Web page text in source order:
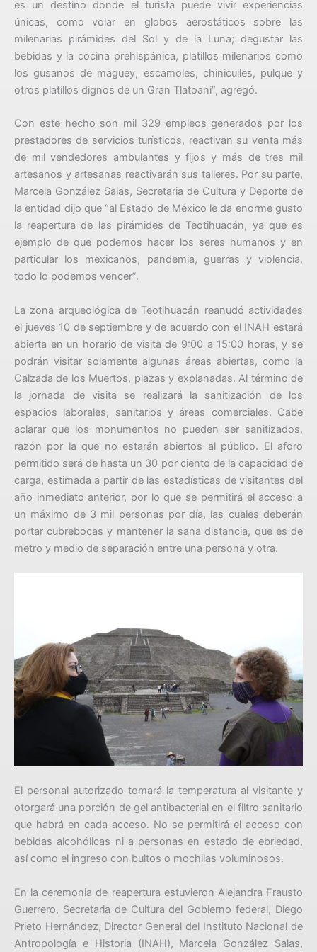
es un destino donde el turista puede vivir experiencias
únicas, como volar en globos aerostáticos sobre las
milenarias pirámides del Sol y de la Luna; degustar las
bebidas y la cocina prehispánica, platillos milenarios como
los gusanos de maguey, escamoles, chinicuiles, pulque y
otros platillos dignos de un Gran Tlatoani”, agregó.
Con este hecho son mil 329 empleos generados por los
prestadores de servicios turísticos, reactivan su venta más
de mil vendedores ambulantes y fijos y más de tres mil
artesanos y artesanas reactivarán sus talleres. Por su parte,
Marcela González Salas, Secretaria de Cultura y Deporte de
la entidad dijo que “al Estado de México le da enorme gusto
la reapertura de las pirámides de Teotihuacán, ya que es
ejemplo de que podemos hacer los seres humanos y en
particular los mexicanos, pandemia, guerras y violencia,
todo lo podemos vencer”.
La zona arqueológica de Teotihuacán reanudó actividades
el jueves 10 de septiembre y de acuerdo con el INAH estará
abierta en un horario de visita de 9:00 a 15:00 horas, y se
podrán visitar solamente algunas áreas abiertas, como la
Calzada de los Muertos, plazas y explanadas. Al término de
la jornada de visita se realizará la sanitización de los
espacios laborales, sanitarios y áreas comerciales. Cabe
aclarar que los monumentos no pueden ser sanitizados,
razón por la que no estarán abiertos al público. El aforo
permitido será de hasta un 30 por ciento de la capacidad de
carga, estimada a partir de las estadísticas de visitantes del
año inmediato anterior, por lo que se permitirá el acceso a
un máximo de 3 mil personas por día, las cuales deberán
portar cubrebocas y mantener la sana distancia, que es de
metro y medio de separación entre una persona y otra.
El personal autorizado tomará la temperatura al visitante y
otorgará una porción de gel antibacterial en el filtro sanitario
que habrá en cada acceso. No se permitirá el acceso con
bebidas alcohólicas ni a personas en estado de ebriedad,
así como el ingreso con bultos o mochilas voluminosos.
En la ceremonia de reapertura estuvieron Alejandra Frausto
Guerrero, Secretaria de Cultura del Gobierno federal, Diego
Prieto Hernández, Director General del Instituto Nacional de
Antropología e Historia (INAH), Marcela González Salas,